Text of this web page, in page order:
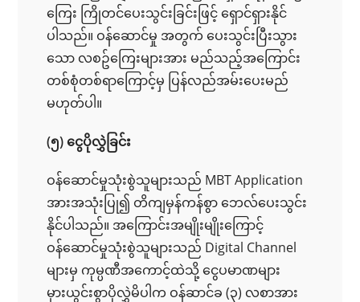
ကြေး ကြိုတင်ပေးသွင်းခြင်းဖြင့် ရှောင်ရှားနိုင်
ပါသည်။ ဝန်ဆောင်မှု အတွက် ပေးသွင်းပြီးသွား
သော လစဥ်ကြေးများအား မည်သည့်အကြောင်း
တစ်စုံတစ်ရာကြောင့်မှ ပြန်လည်အမ်းပေးမည်
မဟုတ်ပါ။
(၅) ငွေပိုလွှဲခြင်း
ဝန်ဆောင်မှုသုံးစွဲသူများသည် MBT Application
အားအသုံးပြု၍ တိကျမှန်ကန်စွာ ဘေလ်ပေးသွင်း
နိုင်ပါသည်။ အကြောင်းအမျိုးမျိုးကြောင့်
ဝန်ဆောင်မှုသုံးစွဲသူများသည် Digital Channel
များမှ ကုမ္ပဏီအကောင့်ထဲသို့ ငွေပမာဏများ
မှားယွင်းစွာပိုလွှဲမိပါက ဝန်‌ဆာင်ခ (၃) လစာအား